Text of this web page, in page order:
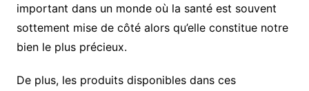
important dans un monde où la santé est souvent
sottement mise de côté alors qu’elle constitue notre
bien le plus précieux.
De plus, les produits disponibles dans ces